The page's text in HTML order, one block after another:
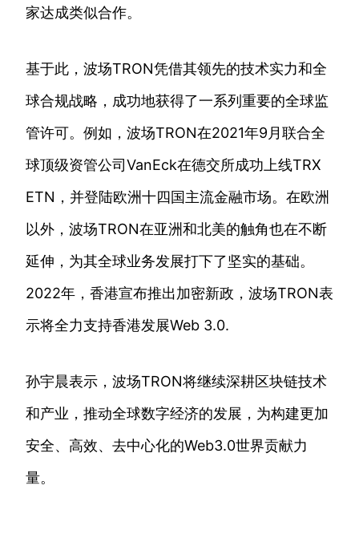
家达成类似合作。
基于此，波场TRON凭借其领先的技术实力和全
球合规战略，成功地获得了一系列重要的全球监
管许可。例如，波场TRON在2021年9月联合全
球顶级资管公司VanEck在德交所成功上线TRX
ETN，并登陆欧洲十四国主流金融市场。在欧洲
以外，波场TRON在亚洲和北美的触角也在不断
延伸，为其全球业务发展打下了坚实的基础。
2022年，香港宣布推出加密新政，波场TRON表
示将全力支持香港发展Web 3.0.
孙宇晨表示，波场TRON将继续深耕区块链技术
和产业，推动全球数字经济的发展，为构建更加
安全、高效、去中心化的Web3.0世界贡献力
量。